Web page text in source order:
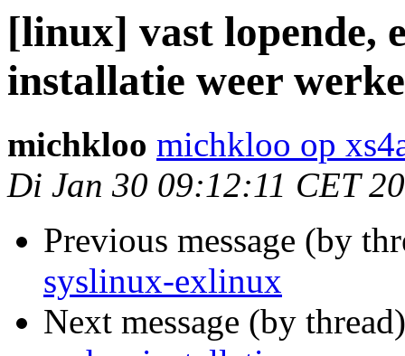
[linux] vast lopende,
installatie weer
michkloo michkloo op
Di Jan 30 09:12:11 CET
Previous message (by
syslinux-exlinux
Next message (by